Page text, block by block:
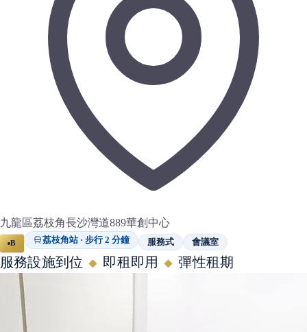
九龍區荔枝角長沙灣道889華創中心
B 荔枝角站 · 步行 2 分鐘 服務式 會議室
服務設施到位 ◆ 即租即用 ◆ 彈性租期